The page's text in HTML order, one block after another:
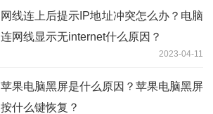
网线连上后提示IP地址冲突怎么办？电脑
连网线显示无internet什么原因？
2023-04-11
苹果电脑黑屏是什么原因？苹果电脑黑屏
按什么键恢复？